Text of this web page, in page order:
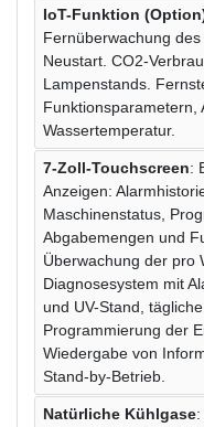
IoT-Funktion
Fernüberwachung
Neustart. CO2-
Lampenstands.
Funktionsparametern,
Wassertemperatur.
7-Zoll-Touchscreen:
Anzeigen:
Maschinenstatus,
Abgabemengen und
Überwachung der pro
Diagnosesystem mit
und UV-Stand,
Programmierung der
Wiedergabe von
Stand-by-Betrieb.
Natürliche Kühlgase